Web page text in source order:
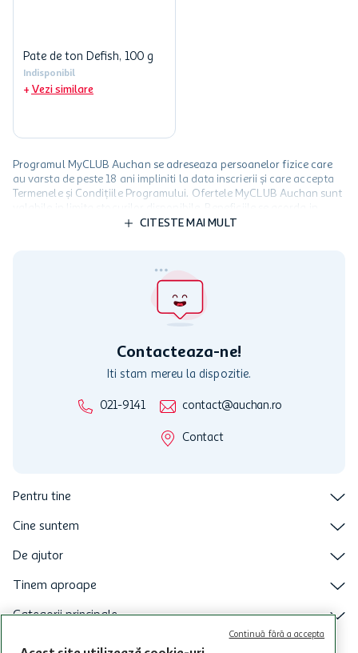
Pate de ton Defish, 100 g
Indisponibil
Vezi similare
Programul MyCLUB Auchan se adreseaza persoanelor fizice care
au varsta de peste 18 ani impliniti la data inscrierii și care accepta
Termenele și Condițiile Programului. Ofertele MyCLUB Auchan sunt
limita a 12 unitati / card client o singura data in perioada promotiei.
activitati in afara celor mentionate in Termene si Conditii. Auchan
nu raspunde pentru imposibilitatea utilizarii Cardului in perioada in
care aceste este suspendat sau in perioada in care sunt efectuate
CITESTE MAI MULT
Contacteaza-ne!
Iti stam mereu la dispozitie.
021-9141 contact@auchan.ro
Contact
Pentru tine
Cine suntem
De ajutor
Tinem aproape
Categorii principale
Intra acum in aplicatia Auchan
Continuă fără a accepta